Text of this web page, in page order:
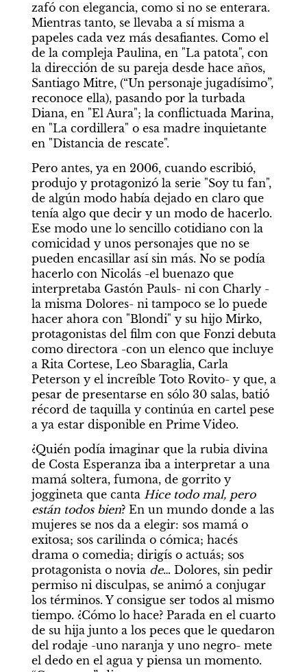
zafó con elegancia, como si no se enterara.
Mientras tanto, se llevaba a sí misma a
papeles cada vez más desafiantes. Como el
de la compleja Paulina, en "La patota", con
la dirección de su pareja desde hace años,
Santiago Mitre, (“Un personaje jugadísimo”,
reconoce ella), pasando por la turbada
Diana, en "El Aura"; la conflictuada Marina,
en "La cordillera" o esa madre inquietante
en "Distancia de rescate".
Pero antes, ya en 2006, cuando escribió,
produjo y protagonizó la serie "Soy tu fan",
de algún modo había dejado en claro que
tenía algo que decir y un modo de hacerlo.
Ese modo une lo sencillo cotidiano con la
comicidad y unos personajes que no se
pueden encasillar así sin más. No se podía
hacerlo con Nicolás -el buenazo que
interpretaba Gastón Pauls- ni con Charly -
la misma Dolores- ni tampoco se lo puede
hacer ahora con "Blondi" y su hijo Mirko,
protagonistas del film con que Fonzi debuta
como directora -con un elenco que incluye
a Rita Cortese, Leo Sbaraglia, Carla
Peterson y el increíble Toto Rovito- y que, a
pesar de presentarse en sólo 30 salas, batió
récord de taquilla y continúa en cartel pese
a ya estar disponible en Prime Video.
¿Quién podía imaginar que la rubia divina
de Costa Esperanza iba a interpretar a una
mamá soltera, fumona, de gorrito y
joggineta que canta Hice todo mal, pero
están todos bien? En un mundo donde a las
mujeres se nos da a elegir: sos mamá o
exitosa; sos carilinda o cómica; hacés
drama o comedia; dirigís o actuás; sos
protagonista o novia de… Dolores, sin pedir
permiso ni disculpas, se animó a conjugar
los términos. Y consigue ser todos al mismo
tiempo. ¿Cómo lo hace? Parada en el cuarto
de su hija junto a los peces que le quedaron
del rodaje -uno naranja y uno negro- mete
el dedo en el agua y piensa un momento.